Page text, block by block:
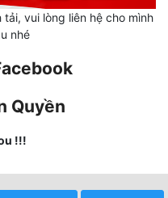
vui lòng liên hệ cho mình
nhé
Quyền
!!!